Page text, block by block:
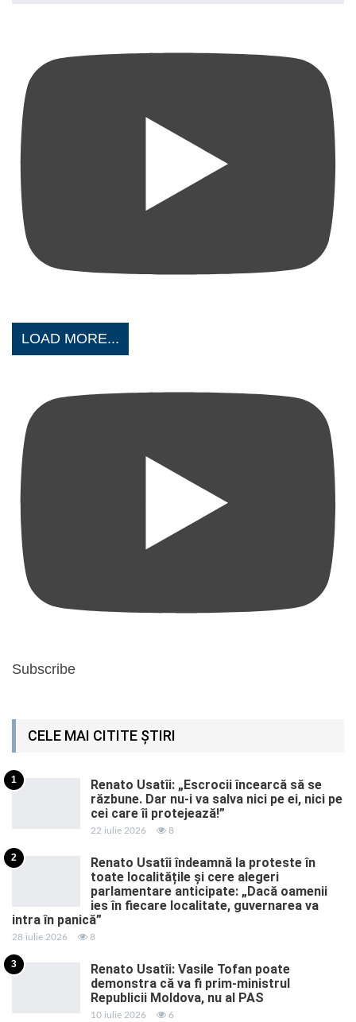
LOAD MORE...
Subscribe
CELE MAI CITITE ȘTIRI
1
Renato Usatîi: „Escrocii încearcă să se
răzbune. Dar nu-i va salva nici pe ei, nici pe
cei care îi protejează!”
22 iulie 2026 8
2
Renato Usatîi îndeamnă la proteste în
toate localitățile și cere alegeri
parlamentare anticipate: „Dacă oamenii
ies în fiecare localitate, guvernarea va
intra în panică”
28 iulie 2026 8
3
Renato Usatîi: Vasile Tofan poate
demonstra că va fi prim-ministrul
Republicii Moldova, nu al PAS
10 iulie 2026 6